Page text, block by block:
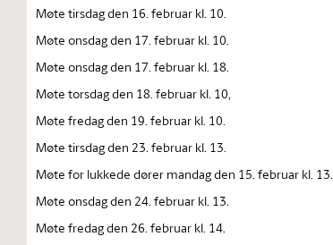
Møte tirsdag den 16. februar kl. 10.
Møte onsdag den 17. februar kl. 10.
Møte onsdag den 17. februar kl. 18.
Møte torsdag den 18. februar kl. 10,
Møte fredag den 19. februar kl. 10.
Møte tirsdag den 23. februar kl. 13.
Møte for lukkede dører mandag den 15. februar kl. 13.
Møte onsdag den 24. februar kl. 13.
Møte fredag den 26. februar kl. 14.